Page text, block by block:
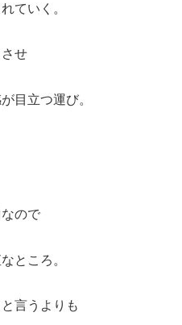
ていく。
せ
目立つ運び。
ので
ところ。
言うよりも